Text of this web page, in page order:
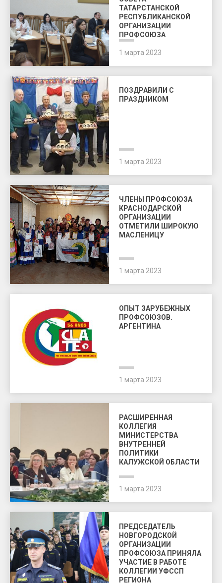
ТАТАРСТАНСКОЙ
РЕСПУБЛИКАНСКОЙ
ОРГАНИЗАЦИИ
ПРОФСОЮЗА
1 марта 2023
ПОЗДРАВИЛИ С
ПРАЗДНИКОМ
1 марта 2023
ЧЛЕНЫ ПРОФСОЮЗА
КРАСНОДАРСКОЙ
ОРГАНИЗАЦИИ
ОТМЕТИЛИ ШИРОКУЮ
МАСЛЕНИЦУ
1 марта 2023
ОПЫТ ЗАРУБЕЖНЫХ
ПРОФСОЮЗОВ.
АРГЕНТИНА
1 марта 2023
РАСШИРЕННАЯ
КОЛЛЕГИЯ
МИНИСТЕРСТВА
ВНУТРЕННЕЙ
ПОЛИТИКИ
КАЛУЖСКОЙ ОБЛАСТИ
1 марта 2023
ПРЕДСЕДАТЕЛЬ
НОВГОРОДСКОЙ
ОРГАНИЗАЦИИ
ПРОФСОЮЗА ПРИНЯЛА
УЧАСТИЕ В РАБОТЕ
КОЛЛЕГИИ УФССП
РЕГИОНА